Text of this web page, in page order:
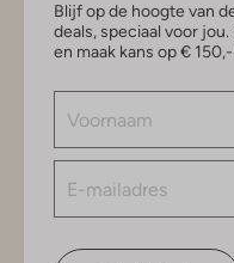
Blijf op de hoogte van
deals, speciaal voor
en maak kans op €